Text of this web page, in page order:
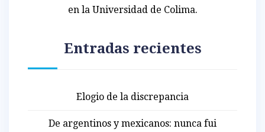
en la Universidad de Colima.
Entradas recientes
Elogio de la discrepancia
De argentinos y mexicanos: nunca fui